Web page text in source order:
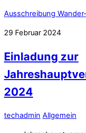
Ausschreibung
29 Februar 2024
Einladung zur
2024
techadmin Allgemein